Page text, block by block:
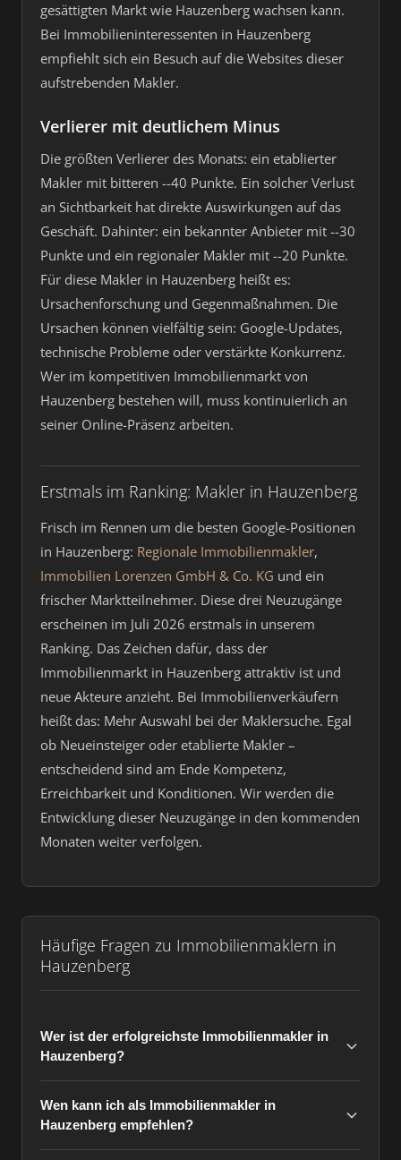
gesättigten Markt wie Hauzenberg wachsen kann.
Bei Immobilieninteressenten in Hauzenberg
empfiehlt sich ein Besuch auf die Websites dieser
aufstrebenden Makler.
Verlierer mit deutlichem Minus
Die größten Verlierer des Monats: ein etablierter
Makler mit bitteren --40 Punkte. Ein solcher Verlust
an Sichtbarkeit hat direkte Auswirkungen auf das
Geschäft. Dahinter: ein bekannter Anbieter mit --30
Punkte und ein regionaler Makler mit --20 Punkte.
Für diese Makler in Hauzenberg heißt es:
Ursachenforschung und Gegenmaßnahmen. Die
Ursachen können vielfältig sein: Google-Updates,
technische Probleme oder verstärkte Konkurrenz.
Wer im kompetitiven Immobilienmarkt von
Hauzenberg bestehen will, muss kontinuierlich an
seiner Online-Präsenz arbeiten.
Erstmals im Ranking: Makler in Hauzenberg
Frisch im Rennen um die besten Google-Positionen
in Hauzenberg: Regionale Immobilienmakler,
Immobilien Lorenzen GmbH & Co. KG und ein
frischer Marktteilnehmer. Diese drei Neuzugänge
erscheinen im Juli 2026 erstmals in unserem
Ranking. Das Zeichen dafür, dass der
Immobilienmarkt in Hauzenberg attraktiv ist und
neue Akteure anzieht. Bei Immobilienverkäufern
heißt das: Mehr Auswahl bei der Maklersuche. Egal
ob Neueinsteiger oder etablierte Makler –
entscheidend sind am Ende Kompetenz,
Erreichbarkeit und Konditionen. Wir werden die
Entwicklung dieser Neuzugänge in den kommenden
Monaten weiter verfolgen.
Häufige Fragen zu Immobilienmaklern in
Hauzenberg
Wer ist der erfolgreichste Immobilienmakler in
Hauzenberg?
Wen kann ich als Immobilienmakler in
Hauzenberg empfehlen?